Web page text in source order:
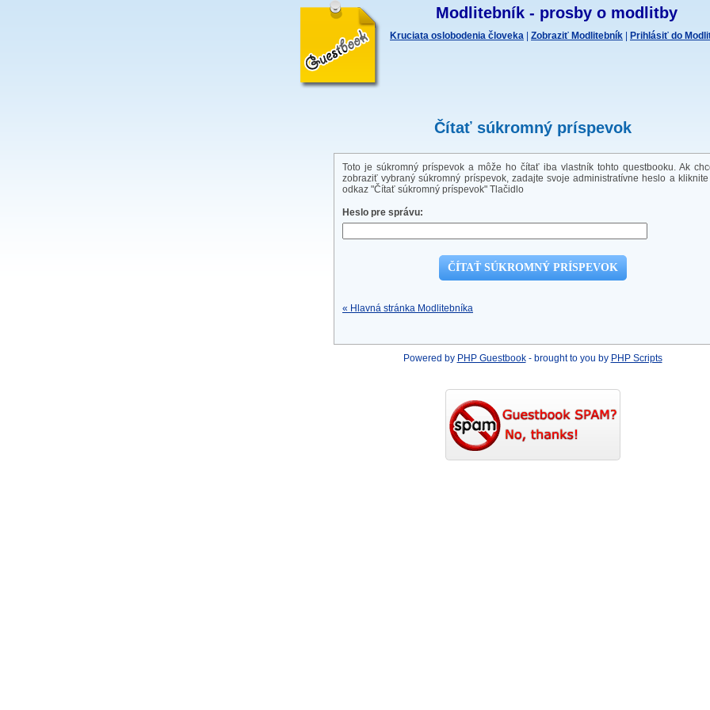
Modlitebník - prosby o modlitby
Kruciata oslobodenia človeka Zobraziť Modlitebník Prihlásiť do
Čítať súkromný príspevok
Toto je súkromný príspevok a môže ho čítať iba vlastník tohto questbooku. Ak
zobraziť vybraný súkromný príspevok, zadajte svoje administratívne heslo a
odkaz "Čítať súkromný príspevok" Tlačidlo
Heslo pre správu:
« Hlavná stránka Modlitebníka
Powered by PHP Guestbook- brought to you by PHP Scripts